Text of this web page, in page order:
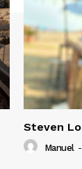
Steven
Manuel -